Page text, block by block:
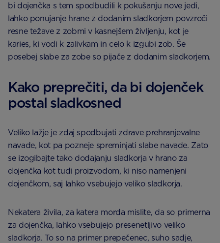
bi dojenčka s tem spodbudili k pokušanju nove jedi,
lahko ponujanje hrane z dodanim sladkorjem povzroči
resne težave z zobmi v kasnejšem življenju, kot je
karies, ki vodi k zalivkam in celo k izgubi zob. Še
posebej slabe za zobe so pijače z dodanim sladkorjem.
Kako preprečiti, da bi dojenček
postal sladkosned
Veliko lažje je zdaj spodbujati zdrave prehranjevalne
navade, kot pa pozneje spreminjati slabe navade. Zato
se izogibajte tako dodajanju sladkorja v hrano za
dojenčka kot tudi proizvodom, ki niso namenjeni
dojenčkom, saj lahko vsebujejo veliko sladkorja.
Nekatera živila, za katera morda mislite, da so primerna
za dojenčka, lahko vsebujejo presenetljivo veliko
sladkorja. To so na primer prepečenec, suho sadje,